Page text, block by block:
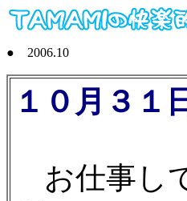
● 2006.10
１０月３１
お仕事し